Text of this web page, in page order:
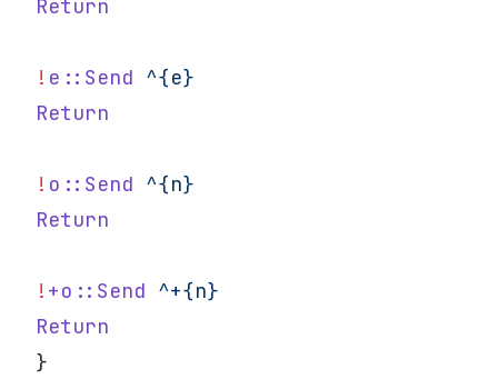
Return
! e::Send ^{e}
Return
! o::Send ^{n}
Return
! +o::Send ^+{n}
Return
}